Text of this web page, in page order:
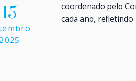
15
2025
coordenado pelo
cada ano,